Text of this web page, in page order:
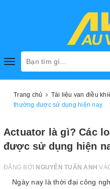
Toggle
Trang chủ Tài liệu van điều
thường được sử dụng hiện nay
Actuator là gì? Các
được sử dụng hiện
ĐĂNG BỞI NGUYỄN TUẤN ANH
Ngày nay là thời đại công